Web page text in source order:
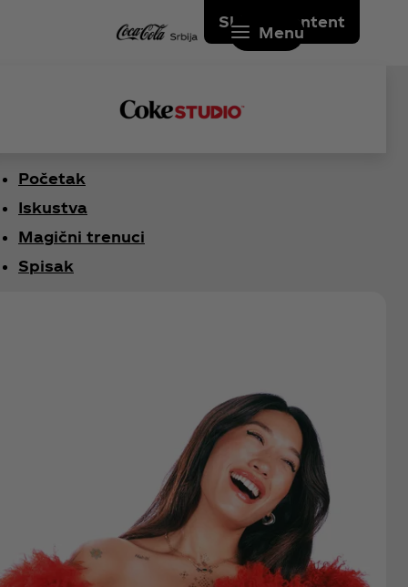
Skip to content
Menu
Početak
Iskustva
Magični trenuci
Spisak